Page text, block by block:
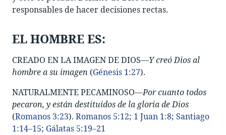
responsables de hacer decisiones rectas.
EL HOMBRE ES:
CREADO EN LA IMAGEN DE DIOS—Y creó Dios al
hombre a su imagen (Génesis 1:27).
NATURALMENTE PECAMINOSO—Por cuanto todos
pecaron, y están destituidos de la gloria de Dios
(Romanos 3:23). Romanos 5:12; 1 Juan 1:8; Santiago
1:14–15; Gálatas 5:19–21